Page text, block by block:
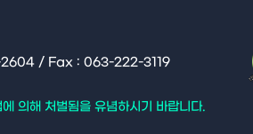
2604 / Fax : 063-222-3119
의해 처벌됨을 유념하시기 바랍니다.